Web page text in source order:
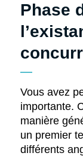
Phase
Vous avez
importante.
manière
un premier
différents